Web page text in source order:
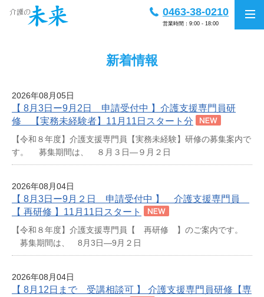
0463-38-0210
営業時間：9:00 - 18:00
新着情報
2026年08月05日
【 8月3日ー9月2日 申請受付中 】介護支援専門員研
修 【実務未経験者】11月11日スタート分
【令和８年度】介護支援専門員【実務未経験】研修の募集案内で
す。 募集期間は、 ８月３日―９月２日
2026年08月04日
【 8月3日ー9月２日 申請受付中 】 介護支援専門員
【 再研修 】11月11日スタート
【令和８年度】介護支援専門員【 再研修 】のご案内です。
募集期間は、 8月3日―9月２日
2026年08月04日
【 8月12日まで 受講相談可 】 介護支援専門員研修【専